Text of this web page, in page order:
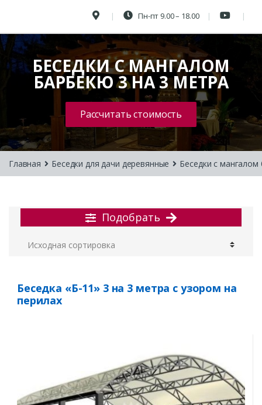
Пн-пт 9.00 – 18.00
БЕСЕДКИ С МАНГАЛОМ
БАРБЕКЮ 3 НА 3 МЕТРА
Рассчитать стоимость
Главная Беседки для дачи деревянные Беседки с
Подобрать
Беседка «Б-11» 3 на 3 метра с узором на
перилах